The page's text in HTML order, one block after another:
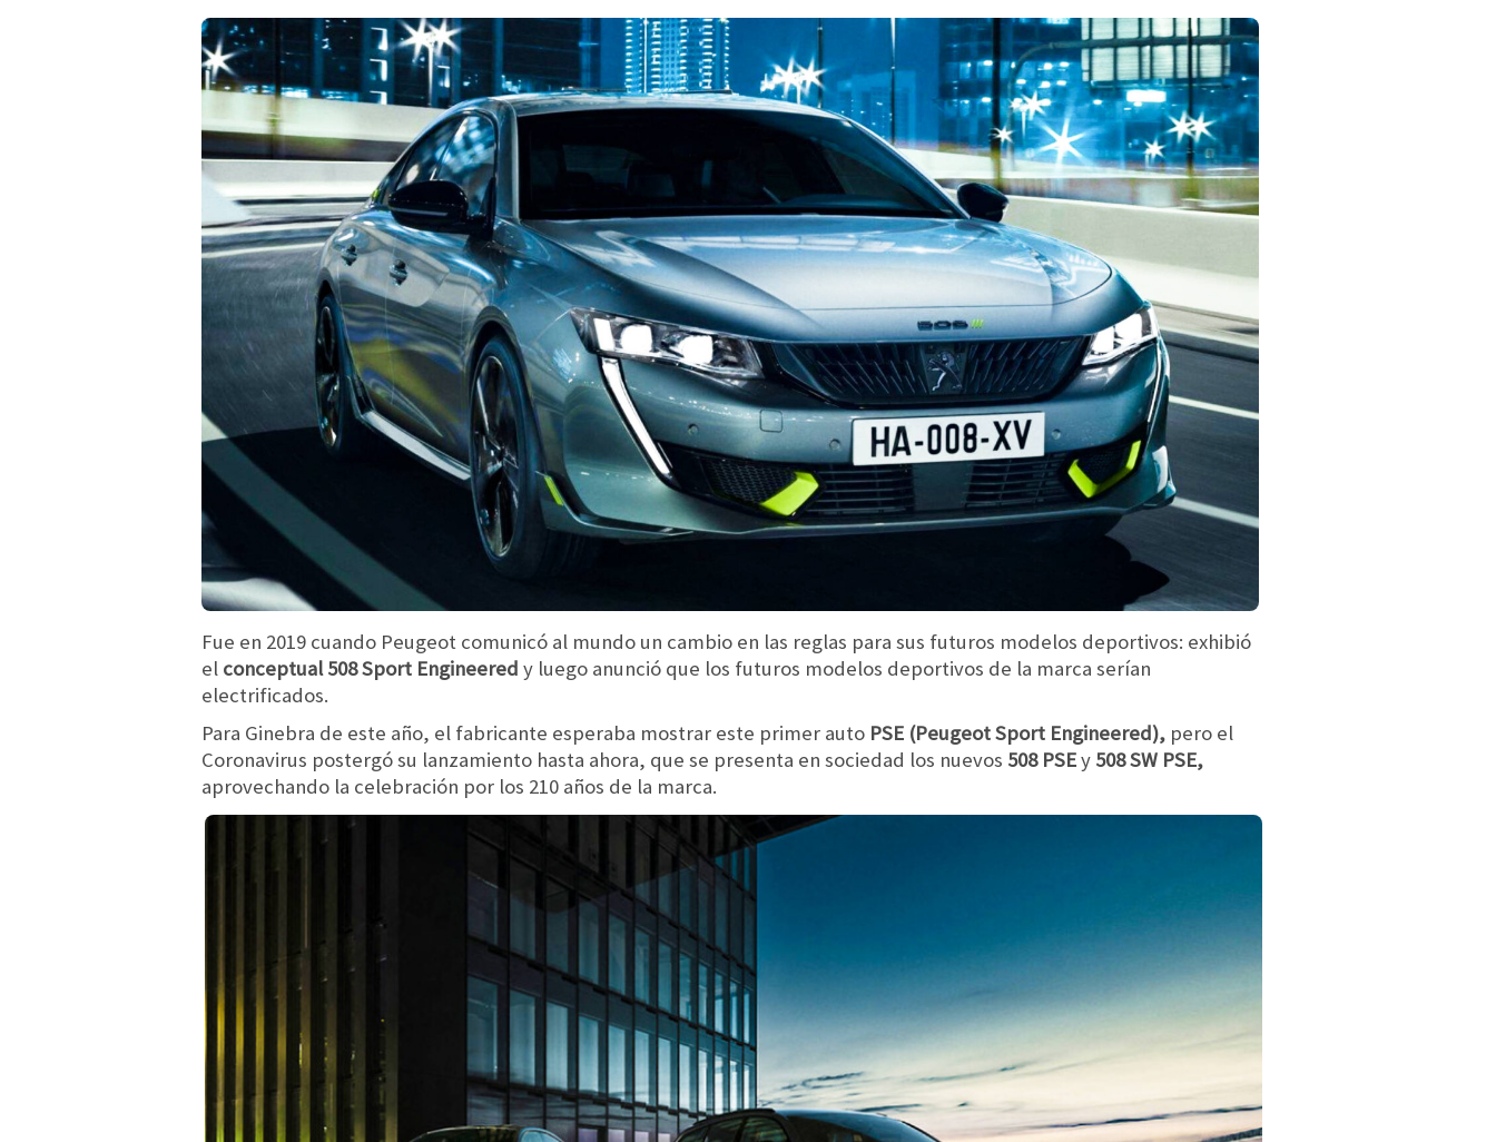
Fue en 2019 cuando Peugeot comunicó al mundo un cambio en las reglas para sus futuros modelos deportivos: exhibió
el conceptual 508 Sport Engineered y luego anunció que los futuros modelos deportivos de la marca serían
electrificados.
Para Ginebra de este año, el fabricante esperaba mostrar este primer auto PSE (Peugeot Sport Engineered), pero el
Coronavirus postergó su lanzamiento hasta ahora, que se presenta en sociedad los nuevos 508 PSEy 508 SW PSE,
aprovechando la celebración por los 210 años de la marca.